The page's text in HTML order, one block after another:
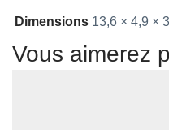
Dimensions 13,6 × 4,9 ×
Vous aimerez